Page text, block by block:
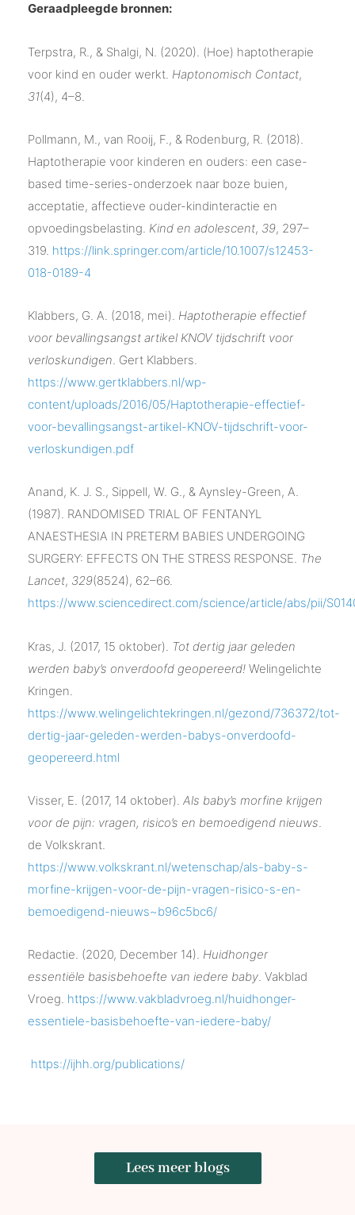
Geraadpleegde bronnen:
Terpstra, R., & Shalgi, N. (2020). (Hoe) haptotherapie
voor kind en ouder werkt. Haptonomisch Contact,
31(4), 4–8.
Pollmann, M., van Rooij, F., & Rodenburg, R. (2018).
Haptotherapie voor kinderen en ouders: een case-
based time-series-onderzoek naar boze buien,
acceptatie, affectieve ouder-kindinteractie en
opvoedingsbelasting. Kind en adolescent, 39, 297–
319. https://link.springer.com/article/10.1007/s12453-
018-0189-4
Klabbers, G. A. (2018, mei). Haptotherapie effectief
voor bevallingsangst artikel KNOV tijdschrift voor
verloskundigen. Gert Klabbers.
https://www.gertklabbers.nl/wp-
content/uploads/2016/05/Haptotherapie-effectief-
voor-bevallingsangst-artikel-KNOV-tijdschrift-voor-
verloskundigen.pdf
Anand, K. J. S., Sippell, W. G., & Aynsley-Green, A.
(1987). RANDOMISED TRIAL OF FENTANYL
ANAESTHESIA IN PRETERM BABIES UNDERGOING
SURGERY: EFFECTS ON THE STRESS RESPONSE. The
Lancet, 329(8524), 62–66.
https://www.sciencedirect.com/science/article/abs/pii/
Kras, J. (2017, 15 oktober). Tot dertig jaar geleden
werden baby’s onverdoofd geopereerd! Welingelichte
Kringen.
https://www.welingelichtekringen.nl/gezond/736372/tot-
dertig-jaar-geleden-werden-babys-onverdoofd-
geopereerd.html
Visser, E. (2017, 14 oktober). Als baby’s morfine krijgen
voor de pijn: vragen, risico’s en bemoedigend nieuws.
de Volkskrant.
https://www.volkskrant.nl/wetenschap/als-baby-s-
morfine-krijgen-voor-de-pijn-vragen-risico-s-en-
bemoedigend-nieuws~b96c5bc6/
Redactie. (2020, December 14). Huidhonger
essentiële basisbehoefte van iedere baby. Vakblad
Vroeg. https://www.vakbladvroeg.nl/huidhonger-
essentiele-basisbehoefte-van-iedere-baby/
https://ijhh.org/publications/
Lees meer blogs